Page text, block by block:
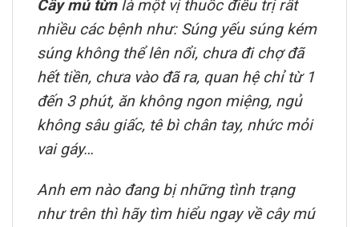
Cây mú từnlà một vị thuốc điều trị rất
nhiều các bệnh như: Súng yếu súng kém
súng không thể lên nổi, chưa đi chợ đã
hết tiền, chưa vào đã ra, quan hệ chỉ từ 1
đến 3 phút, ăn không ngon miệng, ngủ
không sâu giấc, tê bì chân tay, nhức mỏi
vai gáy…
Anh em nào đang bị những tình trạng
như trên thì hãy tìm hiểu ngay về cây mú